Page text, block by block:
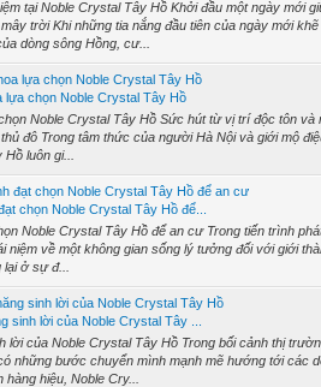
tại Noble Crystal Tây Hồ Khởi đầu một ngày mới
trời Khi những tia nắng đầu tiên của ngày mới khẽ
dòng sông Hồng, cư...
lựa chọn Noble Crystal Tây Hồ
lựa chọn Noble Crystal Tây Hồ
Noble Crystal Tây Hồ Sức hút từ vị trí độc tôn và
đô Trong tâm thức của người Hà Nội và giới mộ
luôn gi...
đạt chọn Noble Crystal Tây Hồ để an cư
chọn Noble Crystal Tây Hồ để...
Noble Crystal Tây Hồ để an cư Trong tiến trình
niệm về một không gian sống lý tưởng đối với giới
ở sự đ...
sinh lời của Noble Crystal Tây Hồ
sinh lời của Noble Crystal Tây ...
lời của Noble Crystal Tây Hồ Trong bối cảnh thị
những bước chuyển mình mạnh mẽ hướng tới các
hiệu, Noble Cry...